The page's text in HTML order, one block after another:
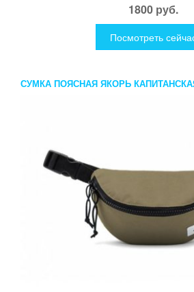
1800 руб.
Посмотреть
СУМКА ПОЯСНАЯ ЯКОРЬ